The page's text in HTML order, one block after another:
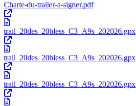
Charte-du-trailer-a-signer.pdf
trail_20des_20bless_C3_A9s_202026.gpx
trail_20des_20bless_C3_A9s_202026.gpx
trail_20des_20bless_C3_A9s_202026.gpx